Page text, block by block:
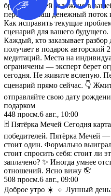
браков и детей заложено в
перекрыт ваш денежный поток
Как исправить текущие
сценарий для вашего
Каждый, кто заказывает разбор
получает в подарок авторский
медитаций. Места на
ограничены — эксперт берет
сегодня. Не живите вслепую.
сценарий прямо сейчас. 👇
отправляйте свою дату
подарком
448 просм.6 авг., 10:00
🃏 Пятёрка Мечей Сегодня
победителей. Пятёрка Мечей —
стоит один. Формально
стоит спросить себя: стоит ли
заплачено? ✨ Иногда умнее
отношений. Ясно вижу 🪬
508 просм.6 авг., 09:00
Доброе утро ☀️ 🔹 Лунный